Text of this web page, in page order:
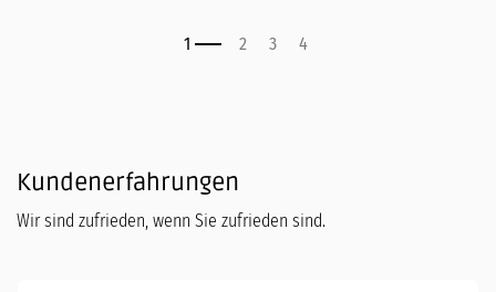
Kundenerfahrungen
Wir sind zufrieden, wenn Sie zufrieden sind.